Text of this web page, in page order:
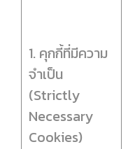
1. คุกกี้ที่มีความ
จำเป็น
(Strictly
Necessary
Cookies)